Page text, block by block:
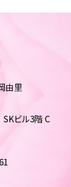
由里
ビル3階 C